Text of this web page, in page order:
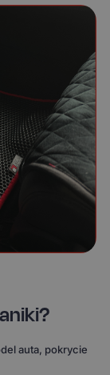
auta, pokrycie